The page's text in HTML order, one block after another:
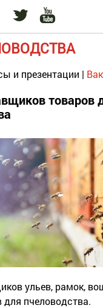
и презентации |
товаров
ульев, рамок,
для пчеловодства.